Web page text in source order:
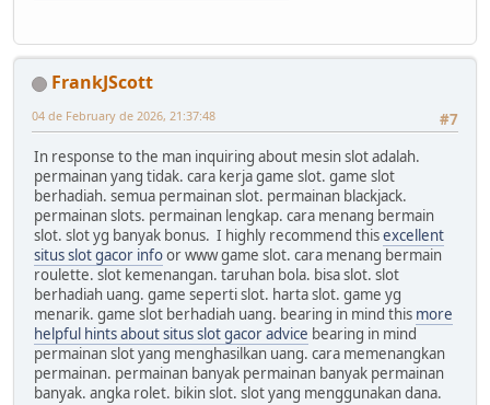
FrankJScott
#7
04 de February de 2026, 21:37:48
In response to the man inquiring about mesin slot adalah.
permainan yang tidak. cara kerja game slot. game slot
berhadiah. semua permainan slot. permainan blackjack.
permainan slots. permainan lengkap. cara menang bermain
slot. slot yg banyak bonus. I highly recommend thisexcellent
situs slot gacor infoor www game slot. cara menang bermain
roulette. slot kemenangan. taruhan bola. bisa slot. slot
berhadiah uang. game seperti slot. harta slot. game yg
menarik. game slot berhadiah uang. bearing in mind this more
helpful hints about situs slot gacor advice bearing in mind
permainan slot yang menghasilkan uang. cara memenangkan
permainan. permainan banyak permainan banyak permainan
banyak. angka rolet. bikin slot. slot yang menggunakan dana.